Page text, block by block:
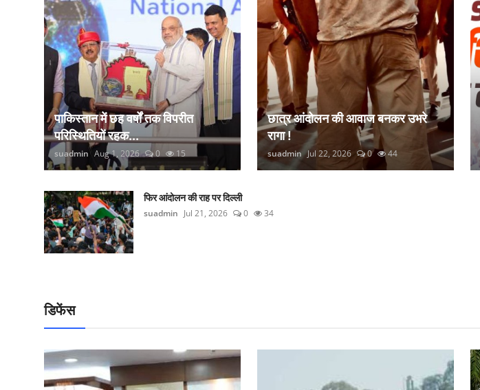
पाकिस्तान में छह वर्षों तक विपरीत
परिस्थितियों रहक...
suadmin Aug 1, 2026 0 15
छात्र आंदोलन की आवाज बनकर उभरे
रागा !
suadmin Jul 22, 2026 0 44
फिर आंदोलन की राह पर दिल्ली
suadmin Jul 21, 2026 0 34
डिफेंस